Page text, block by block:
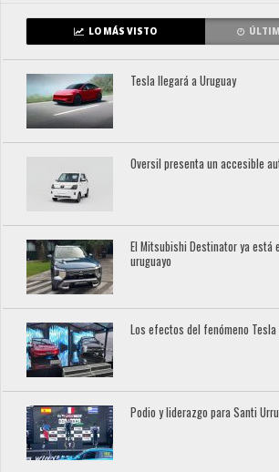
LO MÁS VISTO
Tesla llegará a Uruguay
Oversil presenta un accesible
El Mitsubishi Destinator ya está
uruguayo
Los efectos del fenómeno Tesla
Podio y liderazgo para Santi